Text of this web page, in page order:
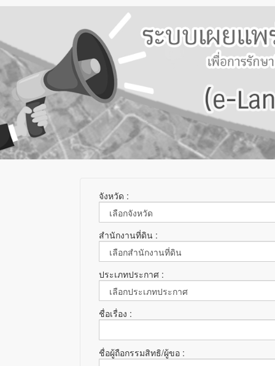
จังหวัด :
สำนักงานที่ดิน :
ประเภทประกาศ :
ชื่อเรื่อง :
ชื่อผู้ถือกรรมสิทธิ/ผู้ขอ :